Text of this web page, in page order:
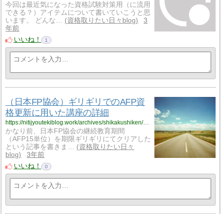
今回は最近気になった資格試験対策用（に流用
できる？）アイテムについて書いていこうと思
います。 どんな…
資格取りたい日々blog
3
年前
いいね！
1
（日本FP協会）ギリギリでのAFP資
格更新に用いた講座の詳細
https://nitijyoutekiblog.work/archives/shikakushiken/4175
かなり前、日本FP協会の継続教育期間
（AFP15単位）を期限ギリギリにてクリアした
という記事を書きま…
資格取りたい日々
blog
3年前
いいね！
0